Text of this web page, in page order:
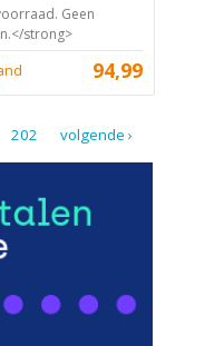
Geen
strong>
94,99
202 volgende ›